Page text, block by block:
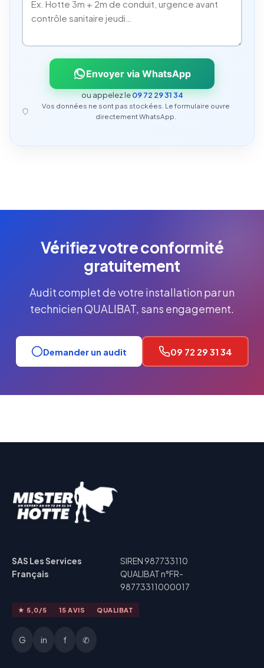
Envoyer via WhatsApp
ou appelez le09 72 29 31 34
Vos données ne sont pas stockées. Le formulaire ouvre
directement WhatsApp.
Vérifiez votre conformité
gratuitement
Audit complet de votre installation par un
technicien QUALIBAT, sans engagement.
Demander un audit 09 72 29 31 34
SAS Les Services
Français
SIREN 987733110
QUALIBAT n°FR-
98773311000017
★ 5,0/5 15 AVIS QUALIBAT
G in f ✆